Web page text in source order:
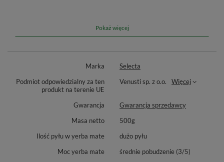
Smak i aromat yerba mate:
Dodatkowe informacje:
sypie się mniej do naczynka i popija małymi łyczkami.
Pokaż więcej
Marka
Selecta
Podmiot odpowiedzialny za ten
produkt na terenie UE
Venusti sp. z o.o. Więcej
Gwarancja
Gwarancja sprzedawcy
Masa netto
500g
Ilość pyłu w yerba mate
dużo pyłu
Moc yerba mate
średnie pobudzenie (3/5)